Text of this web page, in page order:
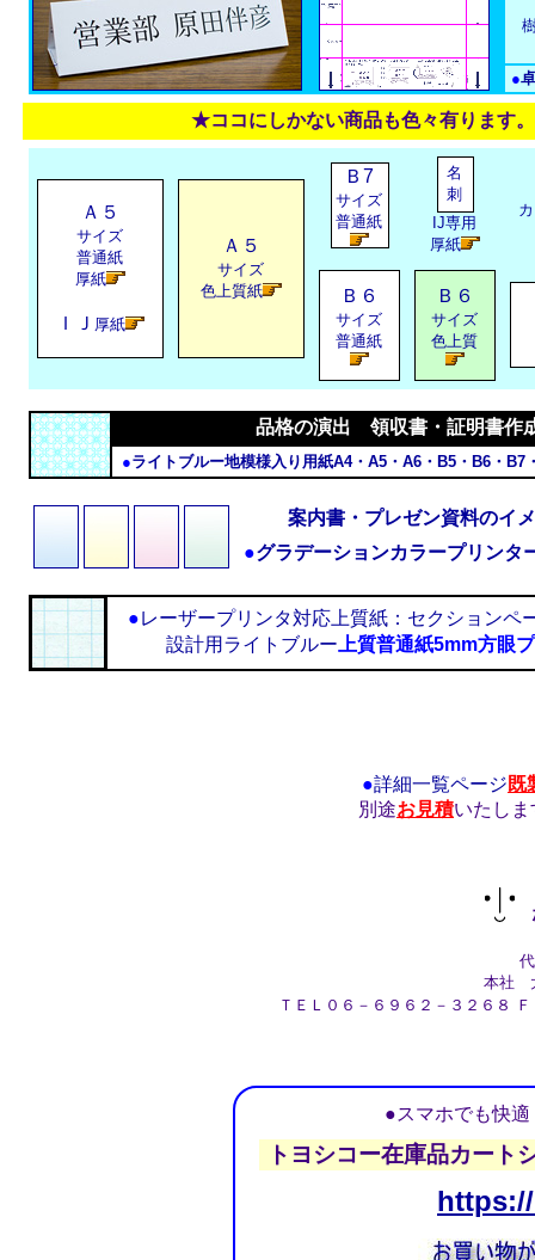
樹
●
★ココにしかない商品も色々有ります
Ａ５
サイズ
普通紙
厚紙
ＩＪ 厚紙
Ａ５
サイズ
色上質紙
Ｂ7
サイズ
普通紙
名
刺
IJ専用
厚紙
Ｂ６
サイズ
普通紙
Ｂ６
サイズ
色上質
品格の演出 領収書・証明書作
●ライトブルー地模様入り用紙A4・A5・A6・B5・B6・B7
案内書・プレゼン資料のイ
●グラデーションカラープリンタ
●レーザープリンタ対応上質紙：セクション
設計用ライトブルー 上質普通紙5mm方眼
●詳細一覧ページ 既
別途お見積いたしま
本社
ＴＥＬ０６－６９６２－３２６８
●スマホでも快
トヨシコー在庫品カート